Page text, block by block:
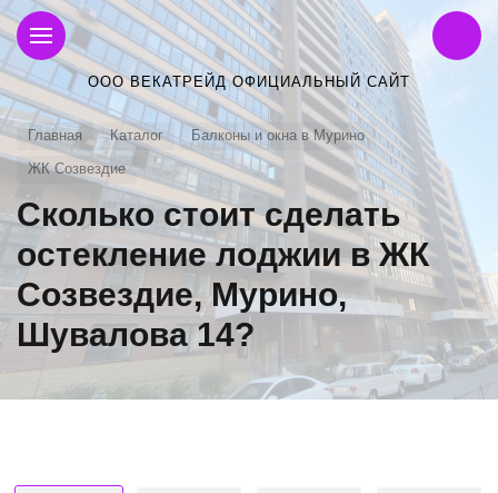
ООО ВЕКАТРЕЙД ОФИЦИАЛЬНЫЙ САЙТ
Главная Каталог
Балконы и окна в Мурино
ЖК Созвездие
Сколько стоит сделать
остекление лоджии в ЖК
Созвездие, Мурино,
Шувалова 14?